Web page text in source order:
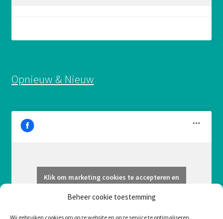
Beheer cookie toestemming
Wij gebruiken cookies om onze website en onze service te optimaliseren.
Opnieuw & Nieuw
Opnieuw & Nieuw
Klik om marketing cookies te accepteren en